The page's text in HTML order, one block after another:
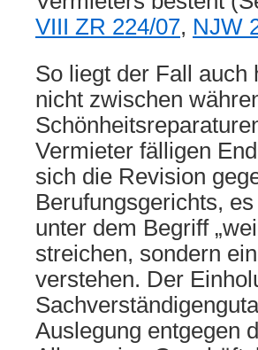
VIII ZR 224/07, NJW
So liegt der Fall auch
nicht zwischen
Vermieter fälligen
sich die Revision
Berufungsgerichts,
unter dem Begriff
streichen, sondern
verstehen. Der
Auslegung entgegen